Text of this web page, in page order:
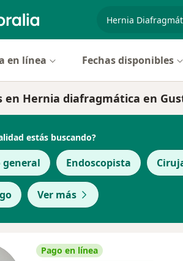
especialidad,
en línea Fechas disponibles
en Hernia diafragmática en
estás buscando?
general Endoscopista
Ver más
Pago en línea